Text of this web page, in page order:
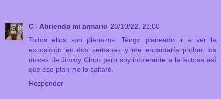
C - Abriendo mi armario 23/10/22, 22:00
Todos ellos son planazos. Tengo planeado ir a ver la
exposición en dos semanas y me encantaría probar los
dulces de Jimmy Choo pero soy intolerante a la lactosa así
que ese plan me lo saltaré.
Responder